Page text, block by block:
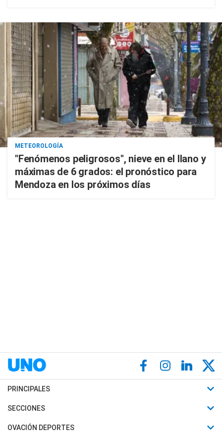
METEOROLOGÍA
"Fenómenos peligrosos", nieve en el llano y
máximas de 6 grados: el pronóstico para
Mendoza en los próximos días
PRINCIPALES
Últimas Noticias
Política
SECCIONES
Horóscopo
OVACIÓN DEPORTES